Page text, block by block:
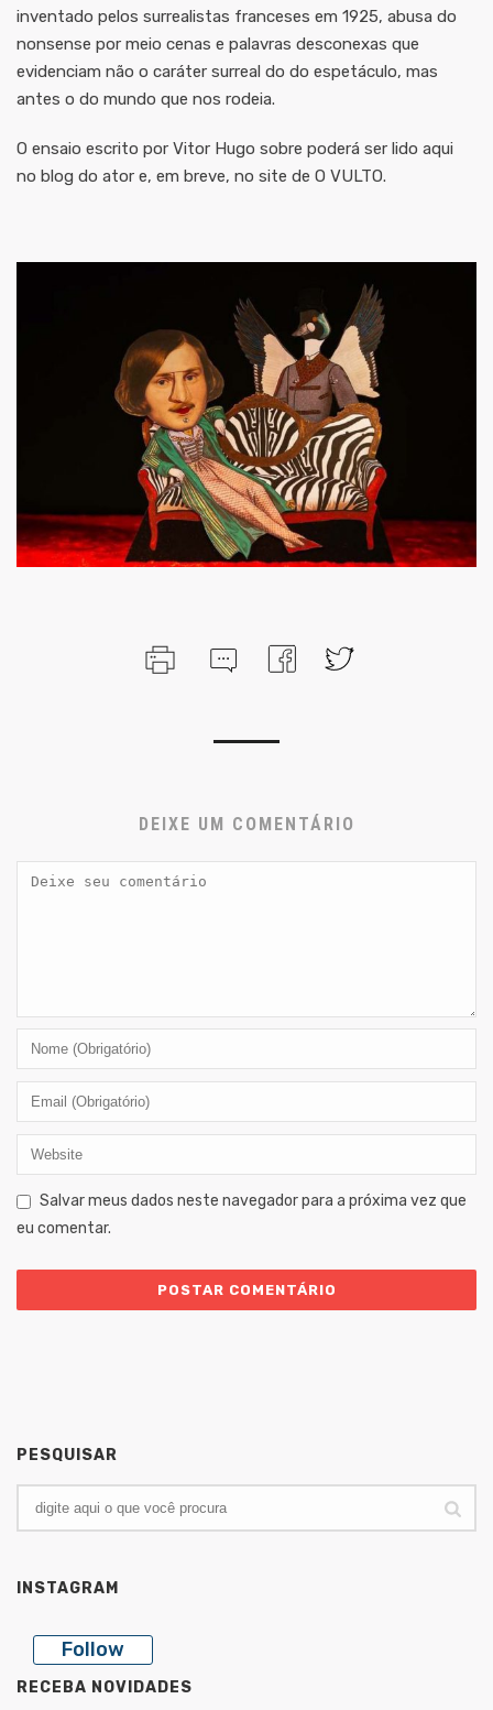
inventado pelos surrealistas franceses em 1925, abusa do
nonsense por meio cenas e palavras desconexas que
evidenciam não o caráter surreal do do espetáculo, mas
antes o do mundo que nos rodeia.
O ensaio escrito por Vitor Hugo sobre poderá ser lido aqui
no blog do ator e, em breve, no site de O VULTO.
DEIXE UM COMENTÁRIO
Salvar meus dados neste navegador para a próxima vez que
eu comentar.
PESQUISAR
INSTAGRAM
Follow
RECEBA NOVIDADES